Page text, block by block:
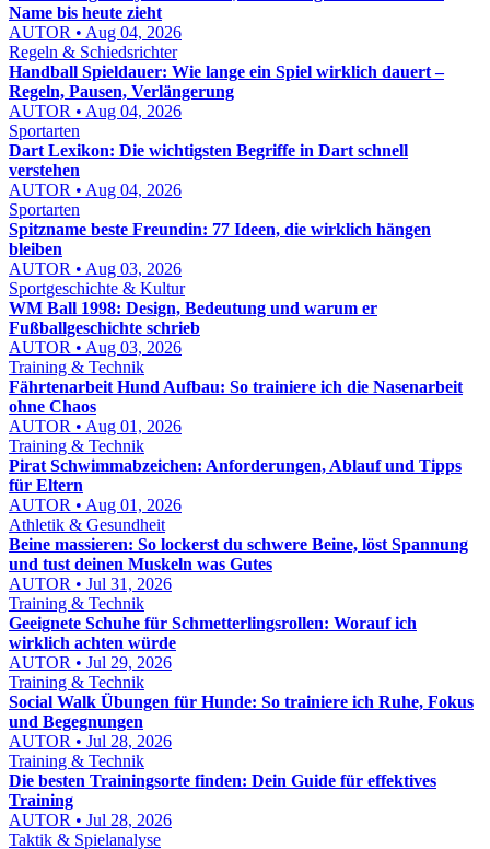
Name bis heute zieht
AUTOR • Aug 04, 2026
Regeln & Schiedsrichter
Handball Spieldauer: Wie lange ein Spiel wirklich dauert –
Regeln, Pausen, Verlängerung
AUTOR • Aug 04, 2026
Sportarten
Dart Lexikon: Die wichtigsten Begriffe in Dart schnell
verstehen
AUTOR • Aug 04, 2026
Sportarten
Spitzname beste Freundin: 77 Ideen, die wirklich hängen
bleiben
AUTOR • Aug 03, 2026
Sportgeschichte & Kultur
WM Ball 1998: Design, Bedeutung und warum er
Fußballgeschichte schrieb
AUTOR • Aug 03, 2026
Training & Technik
Fährtenarbeit Hund Aufbau: So trainiere ich die Nasenarbeit
ohne Chaos
AUTOR • Aug 01, 2026
Training & Technik
Pirat Schwimmabzeichen: Anforderungen, Ablauf und Tipps
für Eltern
AUTOR • Aug 01, 2026
Athletik & Gesundheit
Beine massieren: So lockerst du schwere Beine, löst Spannung
und tust deinen Muskeln was Gutes
AUTOR • Jul 31, 2026
Training & Technik
Geeignete Schuhe für Schmetterlingsrollen: Worauf ich
wirklich achten würde
AUTOR • Jul 29, 2026
Training & Technik
Social Walk Übungen für Hunde: So trainiere ich Ruhe, Fokus
und Begegnungen
AUTOR • Jul 28, 2026
Training & Technik
Die besten Trainingsorte finden: Dein Guide für effektives
Training
AUTOR • Jul 28, 2026
Taktik & Spielanalyse